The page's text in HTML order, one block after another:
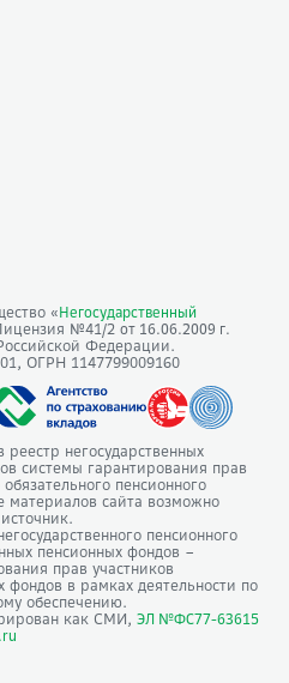
« Негосударственный
№41/2 от 16.06.2009 г.
Федерации.
ОГРН 1147799009160
реестр негосударственных
системы гарантирования прав
пенсионного
материалов сайта возможно
пенсионного
пенсионных фондов –
прав участников
фондов в рамках деятельности по
обеспечению.
как СМИ, ЭЛ №ФС77-63615